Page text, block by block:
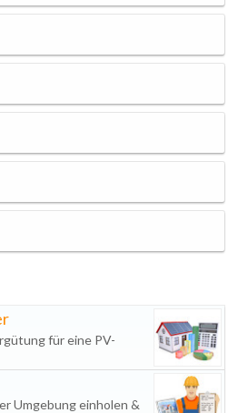
für eine PV-
Umgebung einholen &